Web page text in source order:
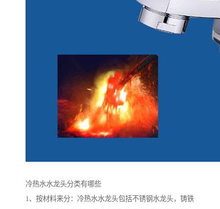
冷热水水龙头分类有哪些
1、按材料来分：冷热水水龙头包括不锈钢水龙头，铸铁